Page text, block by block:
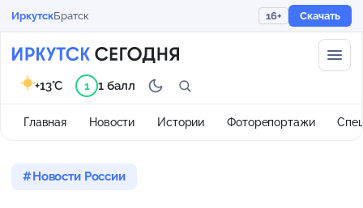
ИркутскБратск 16+ Скачать
Главная Новости Истории Фоторепортажи
+13°C 1 1 балл
Новости России